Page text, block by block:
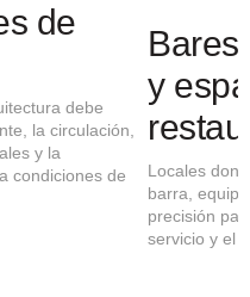
en
activos
que deben
general del
coherencia
uso